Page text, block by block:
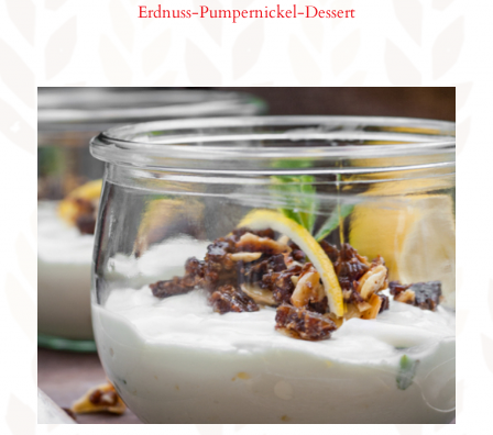
Erdnuss-Pumpernickel-Dessert